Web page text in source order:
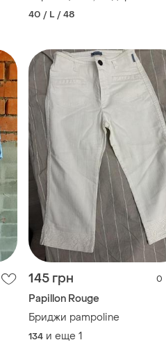
бренда: pp👌
40 / L / 48
145 грн 0
Papillon Rouge
Бриджи pampoline
134 и еще 1